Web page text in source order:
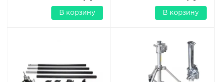
В корзину В корзину